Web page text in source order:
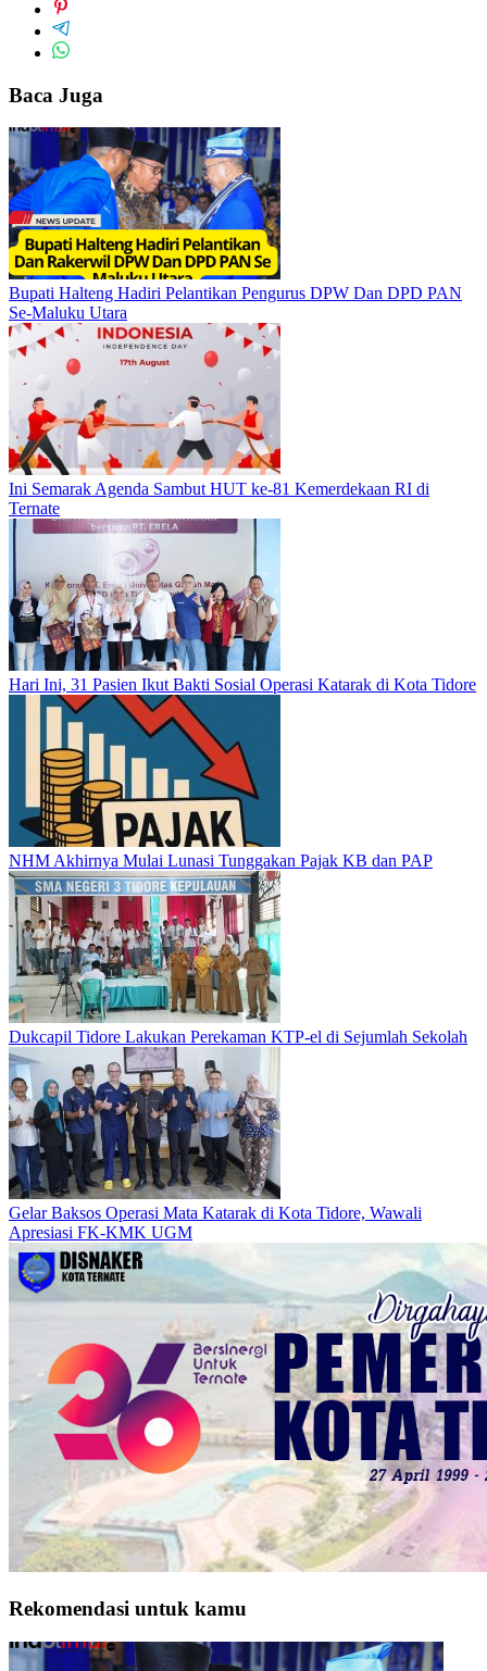
Baca Juga
Bupati Halteng Hadiri Pelantikan Pengurus DPW Dan DPD PAN
Se-Maluku Utara
Ini Semarak Agenda Sambut HUT ke-81 Kemerdekaan RI di
Ternate
Hari Ini, 31 Pasien Ikut Bakti Sosial Operasi Katarak di Kota Tidore
NHM Akhirnya Mulai Lunasi Tunggakan Pajak KB dan PAP
Dukcapil Tidore Lakukan Perekaman KTP-el di Sejumlah Sekolah
Gelar Baksos Operasi Mata Katarak di Kota Tidore, Wawali
Apresiasi FK-KMK UGM
Rekomendasi untuk kamu